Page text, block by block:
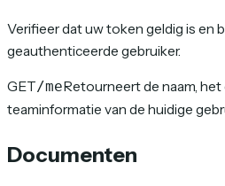
Verifieer dat uw token geldig is en
geauthenticeerde gebruiker.
GET/meRetourneert de naam,
teaminformatie van de huidige
Documenten